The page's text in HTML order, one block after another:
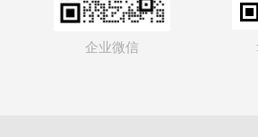
企业微信